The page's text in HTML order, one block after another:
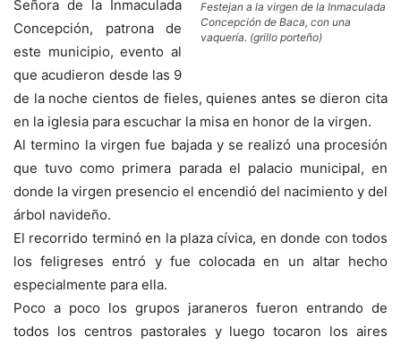
Festejan a la virgen de la Inmaculada
Concepción de Baca, con una
vaquería. (grillo porteño)
Señora de la Inmaculada
Concepción, patrona de
este municipio, evento al
que acudieron desde las 9
de la noche cientos de fieles, quienes antes se dieron cita
en la iglesia para escuchar la misa en honor de la virgen.
Al termino la virgen fue bajada y se realizó una procesión
que tuvo como primera parada el palacio municipal, en
donde la virgen presencio el encendió del nacimiento y del
árbol navideño.
El recorrido terminó en la plaza cívica, en donde con todos
los feligreses entró y fue colocada en un altar hecho
especialmente para ella.
Poco a poco los grupos jaraneros fueron entrando de
todos los centros pastorales y luego tocaron los aires